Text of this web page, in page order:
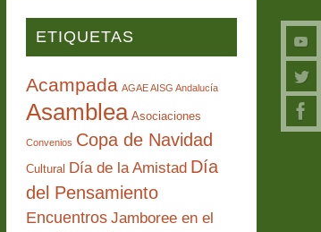
ETIQUETAS
Acampada AGAE AISG Andalucía
Asamblea Asociaciones
Convenios Copa de Navidad
Cultural Día de la Amistad Día
del Pensamiento
Encuentros Jamboree en el